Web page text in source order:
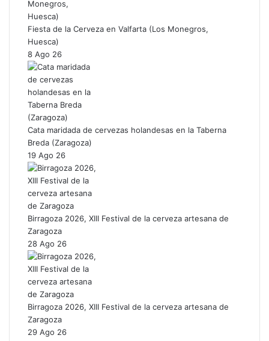
Fiesta de la Cerveza en Valfarta (Los Monegros,
Huesca)
8 Ago 26
Cata maridada de cervezas holandesas en la Taberna
Breda (Zaragoza)
19 Ago 26
Birragoza 2026, XIII Festival de la cerveza artesana de
Zaragoza
28 Ago 26
Birragoza 2026, XIII Festival de la cerveza artesana de
Zaragoza
29 Ago 26